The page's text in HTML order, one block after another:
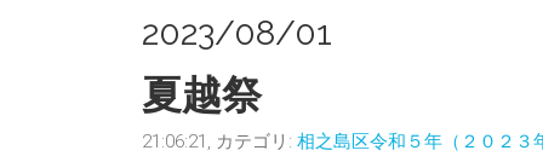
2023/08/01
夏越祭
21:06:21, カテゴリ: 相之島区令和５年（２０２３